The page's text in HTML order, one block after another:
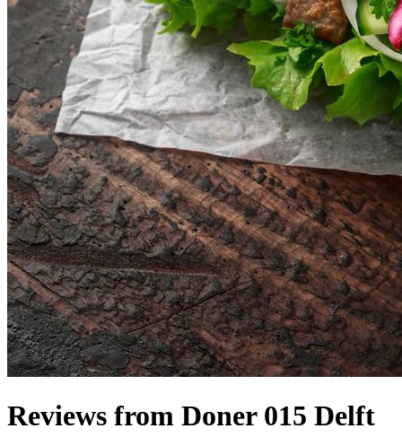
Reviews from Doner 015 Delft